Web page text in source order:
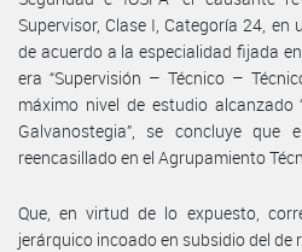
Supervisor, Clase I, Categoría 24,
de acuerdo a la especialidad fijada
era “Supervisión – Técnico –
máximo nivel de estudio alcanzado
Galvanostegia”, se concluye que
reencasillado en el Agrupamiento
Que, en virtud de lo expuesto,
jerárquico incoado en subsidio del de